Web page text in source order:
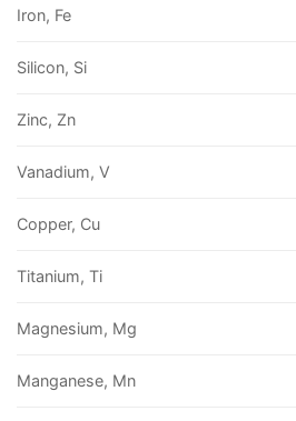
Iron, Fe
Silicon, Si
Zinc, Zn
Vanadium, V
Copper, Cu
Titanium, Ti
Magnesium, Mg
Manganese, Mn